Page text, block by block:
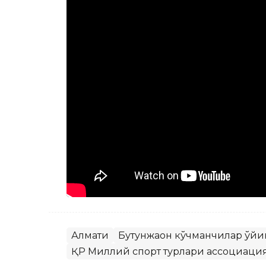
Алмати
Бутунжаҳон кўчманчилар
ҚР Миллий спорт турлари